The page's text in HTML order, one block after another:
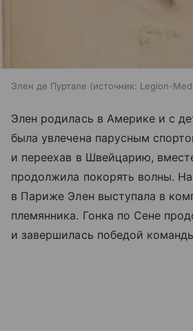
Элен де Пуртале источник: Legion-
Элен родилась в Америке и с
была увлечена парусным
и переехав в Швейцарию,
продолжила покорять волны.
в Париже Элен выступала в
племянника. Гонка по Сене
и завершилась победой